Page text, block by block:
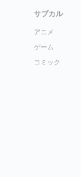
サブカル
アニメ
ゲーム
コミック